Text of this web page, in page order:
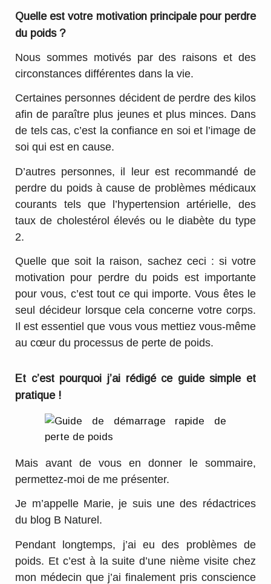
Quelle est votre motivation principale pour perdre
du poids ?
Nous sommes motivés par des raisons et des
circonstances différentes dans la vie.
Certaines personnes décident de perdre des kilos
afin de paraître plus jeunes et plus minces. Dans
de tels cas, c’est la confiance en soi et l’image de
soi qui est en cause.
D’autres personnes, il leur est recommandé de
perdre du poids à cause de problèmes médicaux
courants tels que l’hypertension artérielle, des
taux de cholestérol élevés ou le diabète du type
2.
Quelle que soit la raison, sachez ceci : si votre
motivation pour perdre du poids est importante
pour vous, c’est tout ce qui importe. Vous êtes le
seul décideur lorsque cela concerne votre corps.
Il est essentiel que vous vous mettiez vous-même
au cœur du processus de perte de poids.
Et c’est pourquoi j’ai rédigé ce guide simple et
pratique !
Mais avant de vous en donner le sommaire,
permettez-moi de me présenter.
Je m’appelle Marie, je suis une des rédactrices
du blog B Naturel.
Pendant longtemps, j’ai eu des problèmes de
poids. Et c’est à la suite d’une nième visite chez
mon médecin que j’ai finalement pris conscience